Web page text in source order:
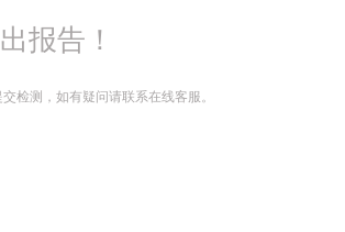
报告！
检测，如有疑问请联系在线客服。